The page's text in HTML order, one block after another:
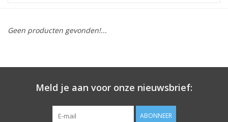
Geen producten gevonden!...
Meld je aan voor onze nieuwsbrief:
ABONNEER